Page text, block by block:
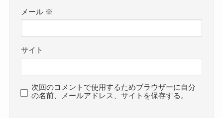
メール ※
サイト
次回のコメントで使用するためブラウザーに自分
の名前、メールアドレス、サイトを保存する。